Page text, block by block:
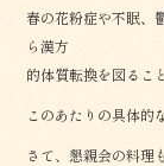
春の花粉症や不眠、
ら漢方
的体質転換を図るこ
このあたりの具体的
さて、懇親会の料理